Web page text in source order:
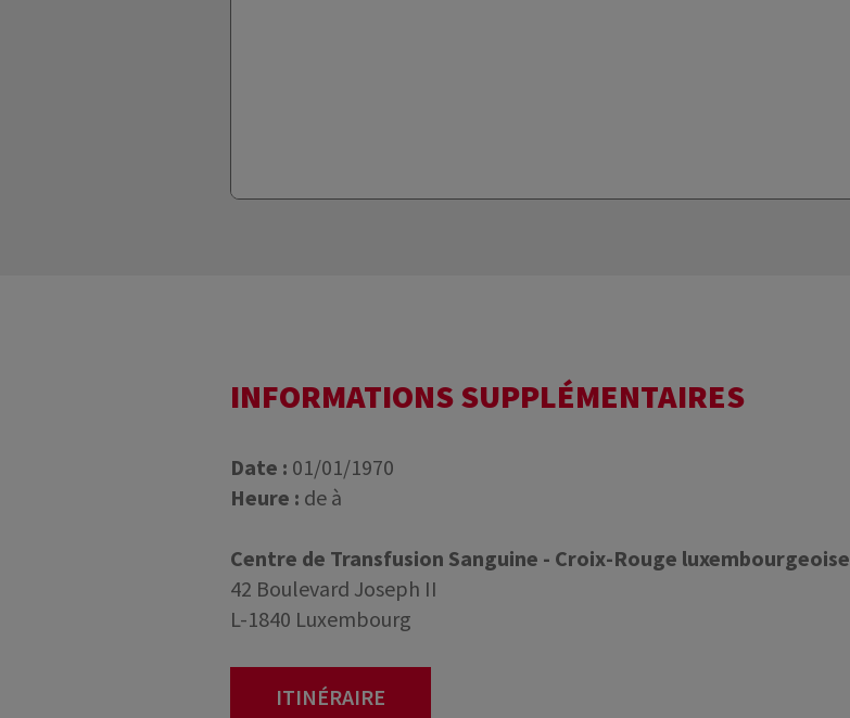
INFORMATIONS SUPPLÉMENTAIRES
Date : 01/01/1970
Heure : de à
Centre de Transfusion Sanguine - Croix-Rouge luxembourgeoise
42 Boulevard Joseph II
L-1840 Luxembourg
ITINÉRAIRE